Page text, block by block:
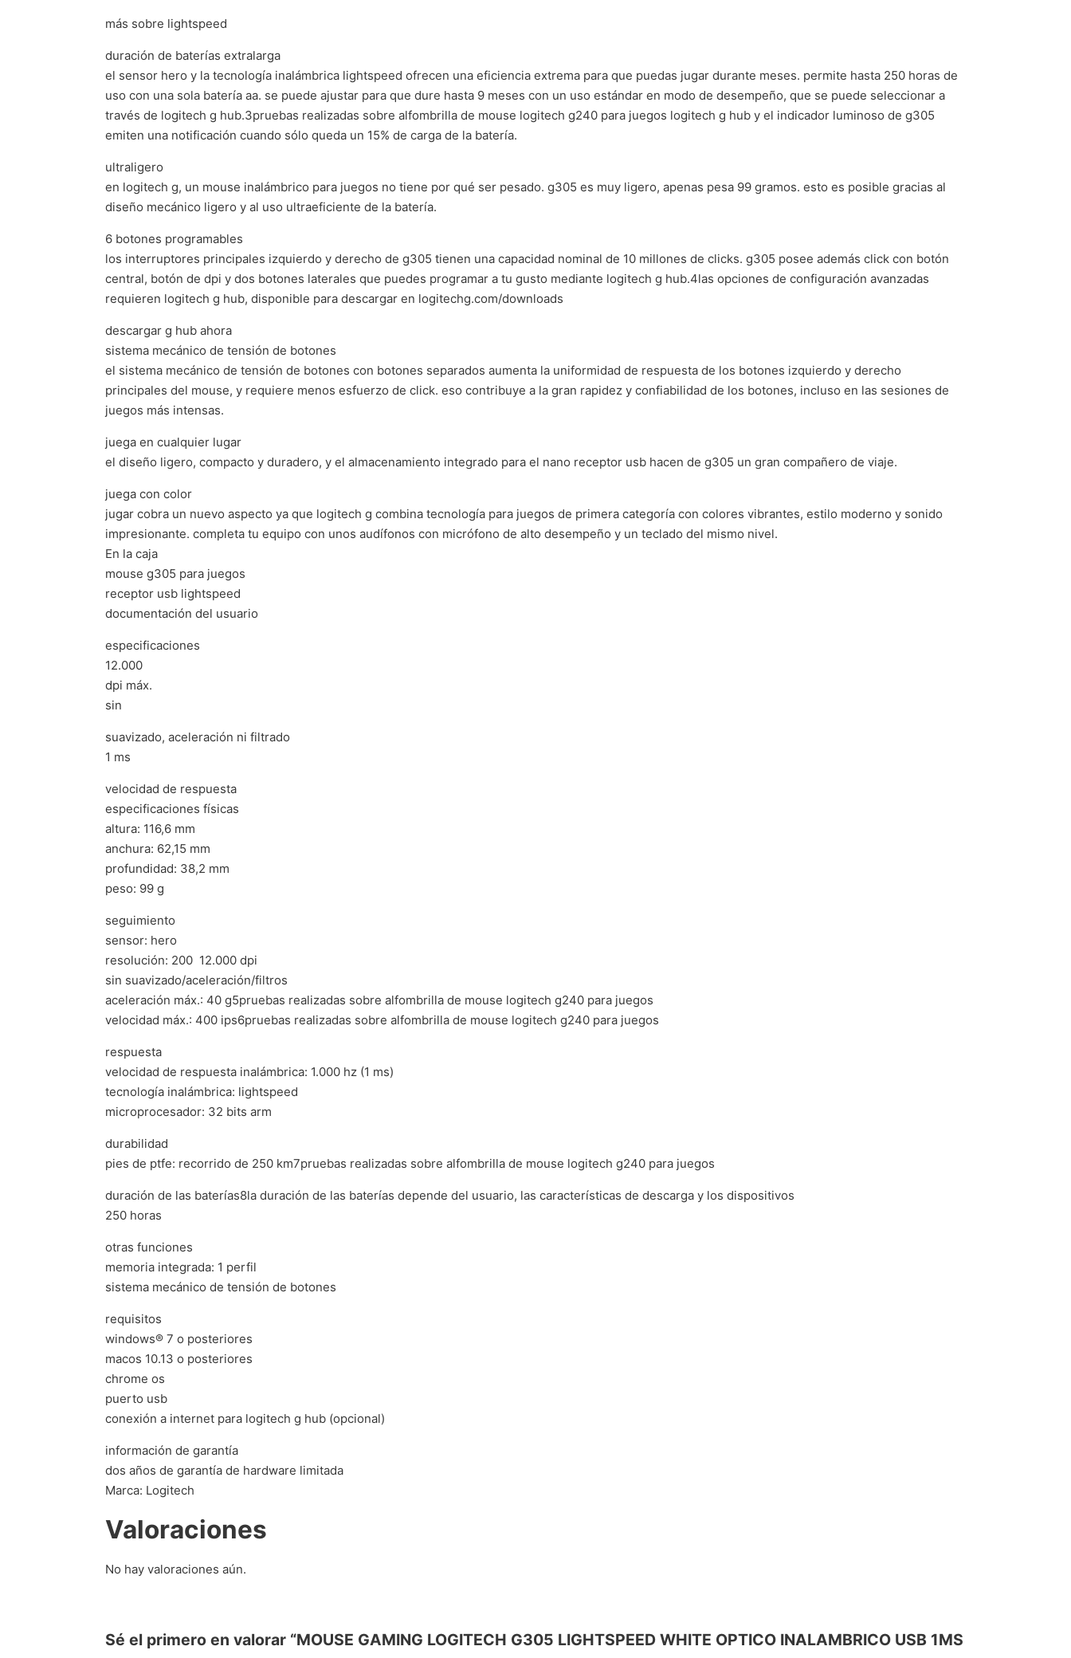
más sobre lightspeed
duración de baterías extralarga
el sensor hero y la tecnología inalámbrica lightspeed ofrecen una eficiencia extrema para que puedas jugar durante meses. permite hasta 250 horas de
uso con una sola batería aa. se puede ajustar para que dure hasta 9 meses con un uso estándar en modo de desempeño, que se puede seleccionar a
través de logitech g hub.3pruebas realizadas sobre alfombrilla de mouse logitech g240 para juegos logitech g hub y el indicador luminoso de g305
emiten una notificación cuando sólo queda un 15% de carga de la batería.
ultraligero
en logitech g, un mouse inalámbrico para juegos no tiene por qué ser pesado. g305 es muy ligero, apenas pesa 99 gramos. esto es posible gracias al
diseño mecánico ligero y al uso ultraeficiente de la batería.
6 botones programables
los interruptores principales izquierdo y derecho de g305 tienen una capacidad nominal de 10 millones de clicks. g305 posee además click con botón
central, botón de dpi y dos botones laterales que puedes programar a tu gusto mediante logitech g hub.4las opciones de configuración avanzadas
requieren logitech g hub, disponible para descargar en logitechg.com/downloads
descargar g hub ahora
sistema mecánico de tensión de botones
el sistema mecánico de tensión de botones con botones separados aumenta la uniformidad de respuesta de los botones izquierdo y derecho
principales del mouse, y requiere menos esfuerzo de click. eso contribuye a la gran rapidez y confiabilidad de los botones, incluso en las sesiones de
juegos más intensas.
juega en cualquier lugar
el diseño ligero, compacto y duradero, y el almacenamiento integrado para el nano receptor usb hacen de g305 un gran compañero de viaje.
juega con color
jugar cobra un nuevo aspecto ya que logitech g combina tecnología para juegos de primera categoría con colores vibrantes, estilo moderno y sonido
impresionante. completa tu equipo con unos audífonos con micrófono de alto desempeño y un teclado del mismo nivel.
En la caja
mouse g305 para juegos
receptor usb lightspeed
documentación del usuario
especificaciones
12.000
dpi máx.
sin
suavizado, aceleración ni filtrado
1 ms
velocidad de respuesta
especificaciones físicas
altura: 116,6 mm
anchura: 62,15 mm
profundidad: 38,2 mm
peso: 99 g
seguimiento
sensor: hero
resolución: 200  12.000 dpi
sin suavizado/aceleración/filtros
aceleración máx.: 40 g5pruebas realizadas sobre alfombrilla de mouse logitech g240 para juegos
velocidad máx.: 400 ips6pruebas realizadas sobre alfombrilla de mouse logitech g240 para juegos
respuesta
velocidad de respuesta inalámbrica: 1.000 hz (1 ms)
tecnología inalámbrica: lightspeed
microprocesador: 32 bits arm
durabilidad
pies de ptfe: recorrido de 250 km7pruebas realizadas sobre alfombrilla de mouse logitech g240 para juegos
duración de las baterías8la duración de las baterías depende del usuario, las características de descarga y los dispositivos
250 horas
otras funciones
memoria integrada: 1 perfil
sistema mecánico de tensión de botones
requisitos
windows® 7 o posteriores
macos 10.13 o posteriores
chrome os
puerto usb
conexión a internet para logitech g hub (opcional)
información de garantía
dos años de garantía de hardware limitada
Marca: Logitech
Valoraciones
No hay valoraciones aún.
Sé el primero en valorar “MOUSE GAMING LOGITECH G305 LIGHTSPEED WHITE OPTICO INALAMBRICO USB 1MS